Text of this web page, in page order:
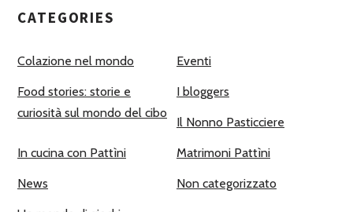
CATEGORIES
Colazione nel mondo Eventi
Food stories: storie e
curiosità sul mondo del cibo
I bloggers
Il Nonno Pasticciere
In cucina con Pattìni Matrimoni Pattìni
News Non categorizzato